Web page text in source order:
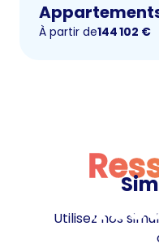
À partir de144 102 €
Utilisez nos